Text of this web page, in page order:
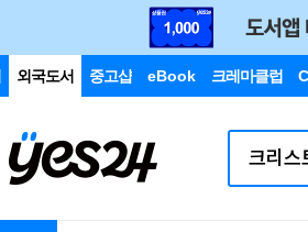
외국도서 중고샵 eBook 크레마클럽